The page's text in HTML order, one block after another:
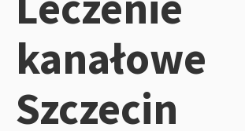
kanałowe
Szczecin